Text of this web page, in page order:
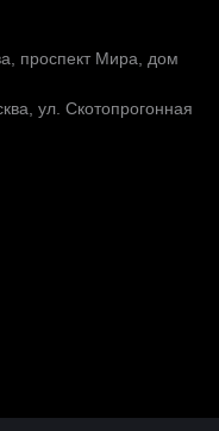
проспект Мира, дом
ул. Скотопрогонная